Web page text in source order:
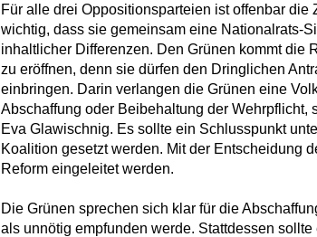
Für alle drei Oppositionsparteien ist offenbar die
wichtig, dass sie gemeinsam eine Nationalrats-
inhaltlicher Differenzen. Den Grünen kommt die
zu eröffnen, denn sie dürfen den Dringlichen
einbringen. Darin verlangen die Grünen eine
Abschaffung oder Beibehaltung der Wehrpflicht,
Eva Glawischnig. Es sollte ein Schlusspunkt
Koalition gesetzt werden. Mit der Entscheidung
Reform eingeleitet werden.
Die Grünen sprechen sich klar für die
als unnötig empfunden werde. Stattdessen